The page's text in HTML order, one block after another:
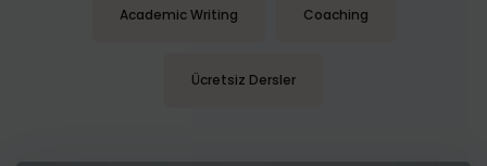
Academic Writing Coaching
Ücretsiz Dersler